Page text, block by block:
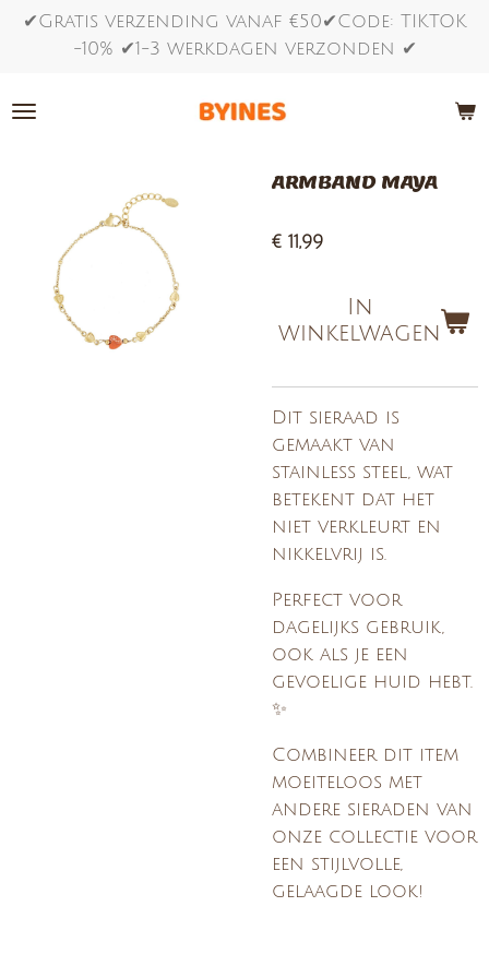
Ga
de
✔Gratis verzending vanaf €50✔Code: TIKTOK
-10% ✔1-3 werkdagen verzonden ✔
ARMBAND MAYA
€ 11,99
In
winkelwagen
Dit sieraad is
gemaakt van
stainless steel, wat
betekent dat het
niet verkleurt en
nikkelvrij is.
Perfect voor
dagelijks gebruik,
ook als je een
gevoelige huid hebt.
✨
Combineer dit item
moeiteloos met
andere sieraden van
onze collectie voor
een stijlvolle,
gelaagde look!